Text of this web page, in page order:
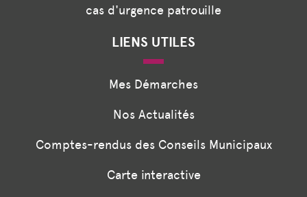
cas d'urgence patrouille
LIENS UTILES
Mes Démarches
Nos Actualités
Comptes-rendus des Conseils Municipaux
Carte interactive